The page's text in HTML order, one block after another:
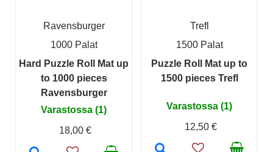
Ravensburger
1000 Palat
Hard Puzzle Roll Mat up
to 1000 pieces
Ravensburger
Varastossa (1)
18,00 €
Trefl
1500 Palat
Puzzle Roll Mat up to
1500 pieces Trefl
Varastossa (1)
12,50 €